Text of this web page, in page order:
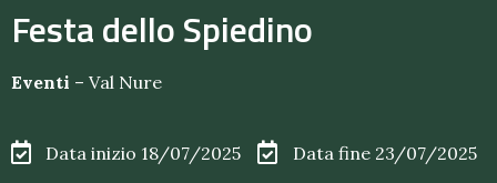
Festa dello Spiedino
Eventi – Val Nure
Data inizio 18/07/2025
Data fine 23/07/2025